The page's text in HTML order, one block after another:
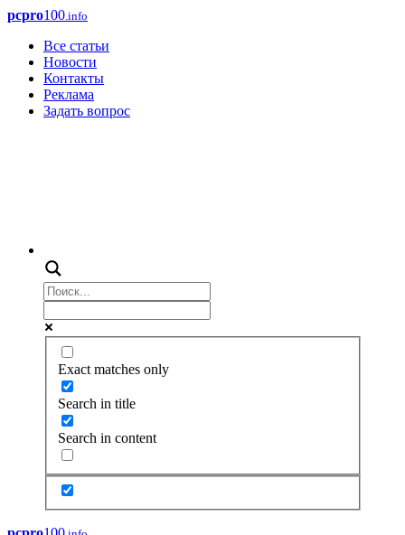
pcpro100.info
Все статьи
Новости
Контакты
Реклама
Задать вопрос
Exact matches only
Search in title
Search in content